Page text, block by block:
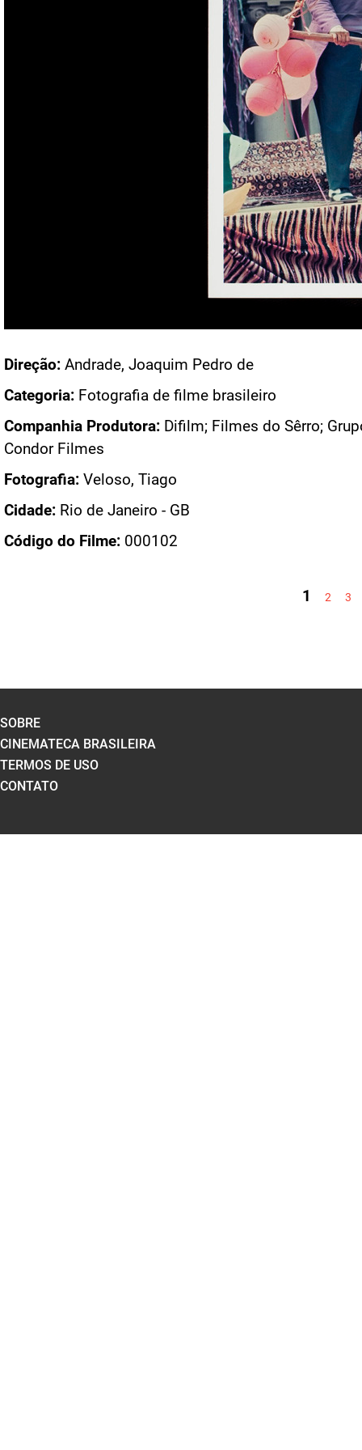
Direção: Andrade, Joaquim Pedro de
Categoria: Fotografia de filme brasileiro
Companhia Produtora: Difilm; Filmes do Sêrro;
Condor Filmes
Fotografia: Veloso, Tiago
Cidade: Rio de Janeiro - GB
Código do Filme: 000102
1 2 3
SOBRE
CINEMATECA BRASILEIRA
TERMOS DE USO
CONTATO